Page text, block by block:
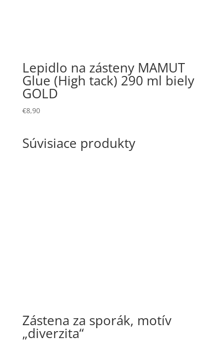
Lepidlo na zásteny MAMUT
Glue (High tack) 290 ml biely
GOLD
€8,90
Súvisiace produkty
Zástena za sporák, motív
„diverzita“